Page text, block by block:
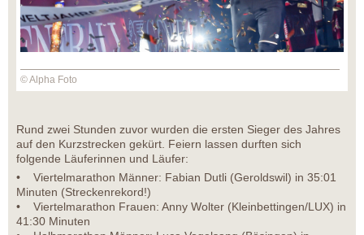
© Alpha Foto
Rund zwei Stunden zuvor wurden die ersten Sieger des Jahres
auf den Kurzstrecken gekürt. Feiern lassen durften sich
folgende Läuferinnen und Läufer:
• Viertelmarathon Männer: Fabian Dutli (Geroldswil) in 35:01
Minuten (Streckenrekord!)
• Viertelmarathon Frauen: Anny Wolter (Kleinbettingen/LUX) in
41:30 Minuten